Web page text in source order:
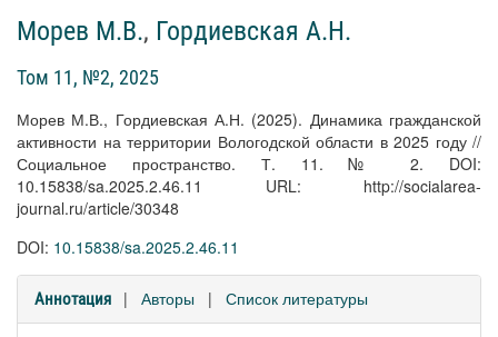
Морев М.В., Гордиевская А.Н.
Том 11, №2, 2025
Морев М.В., Гордиевская А.Н. (2025). Динамика гражданской
активности на территории Вологодской области в 2025 году //
Социальное пространство. Т. 11. № 2. DOI:
10.15838/sa.2025.2.46.11 URL: http://socialarea-
journal.ru/article/30348
DOI: 10.15838/sa.2025.2.46.11
Аннотация | Авторы | Список литературы